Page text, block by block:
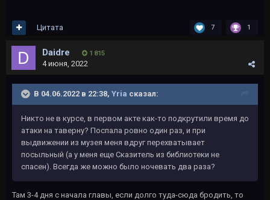
7 1
Цитата
Daidre 1 815
4 июня, 2022
В 04.06.2022 в 22:38, Yria сказал:
Никто не в курсе, в первом акте как-то подкрутили время до
атаки на таверну? Поспала ровно один раз, и при
выдвижении из музея меня вдруг перехватывает
посыльный (а у меня еще Сказитель из библиотеки не
спасен). Всегда же можно было ночевать два раза?
Там 3-4 дня с начала главы, если долго туда-сюда бродить, то